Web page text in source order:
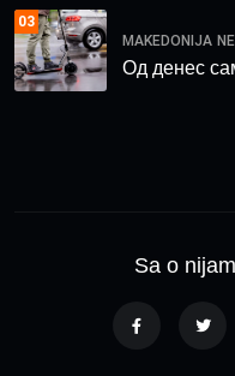
03
MAKEDONIJA
Од денес
Sa o